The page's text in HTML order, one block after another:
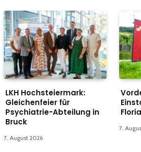
LKH Hochsteiermark:
Gleichenfeier für
Psychiatrie-Abteilung in
Bruck
7. August 2026
7.